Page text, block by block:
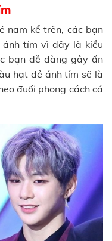
nam kể trên, các bạn
tím vì đây là kiểu
bạn dễ dàng gây ấn
hạt dẻ ánh tím sẽ là
đuổi phong cách cá